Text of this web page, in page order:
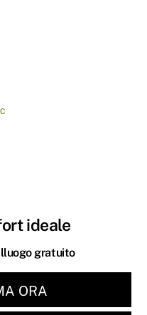
ideale
gratuito
ORA